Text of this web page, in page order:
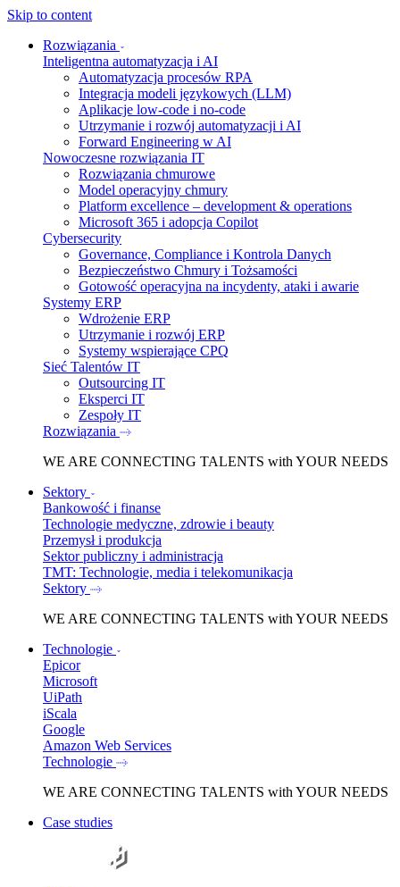
Skip to content
Rozwiązania
Inteligentna automatyzacja i AI
Automatyzacja procesów RPA
Integracja modeli językowych (LLM)
Aplikacje low-code i no-code
Utrzymanie i rozwój automatyzacji i AI
Forward Engineering w AI
Nowoczesne rozwiązania IT
Rozwiązania chmurowe
Model operacyjny chmury
Platform excellence – development & operations
Microsoft 365 i adopcja Copilot
Cybersecurity
Governance, Compliance i Kontrola Danych
Bezpieczeństwo Chmury i Tożsamości
Gotowość operacyjna na incydenty, ataki i awarie
Systemy ERP
Wdrożenie ERP
Utrzymanie i rozwój ERP
Systemy wspierające CPQ
Sieć Talentów IT
Outsourcing IT
Eksperci IT
Zespoły IT
Rozwiązania
WE ARE CONNECTING TALENTS with YOUR NEEDS
Sektory
Bankowość i finanse
Technologie medyczne, zdrowie i beauty
Przemysł i produkcja
Sektor publiczny i administracja
TMT: Technologie, media i telekomunikacja
Sektory
WE ARE CONNECTING TALENTS with YOUR NEEDS
Technologie
Epicor
Microsoft
UiPath
iScala
Google
Amazon Web Services
Technologie
WE ARE CONNECTING TALENTS with YOUR NEEDS
Case studies